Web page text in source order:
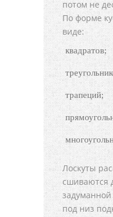
потом не
По форме
виде:
квадратов;
трапеций;
Лоскуты
сшиваются
под низ